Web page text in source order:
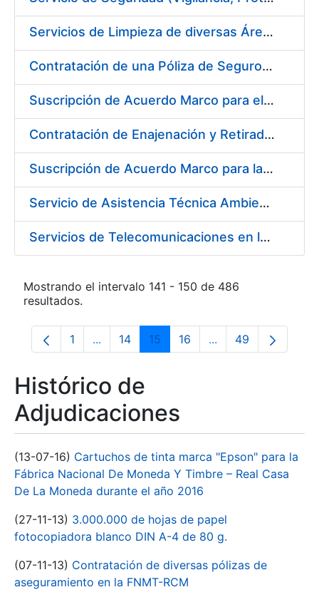
Servicios de Limpieza de diversas Áreas y Edificios de la Fábrica, Servicio de Acarreo de Mobiliario y Enseres y Mantenimiento de las Zonas Ajardinadas, para la Fábrica de Papel de Burgos de la Fábrica Nacional de Moneda y Timbre – Real Casa de Moneda
Contratación de una Póliza de Seguro Colectivo de Asistencia Sanitaria
Suscripción de Acuerdo Marco para el Servicio de Visitas a Oficinas de Registro
Contratación de Enajenación y Retirada de Recortes Sobrantes y Desperdicios de Papel Impreso y No Impreso durante el año 2019
Suscripción de Acuerdo Marco para la Contratación de Fabricación de Piezas
Servicio de Asistencia Técnica Ambiental en la FNMT-RCM Burgos
Servicios de Telecomunicaciones en la Fábrica Nacional de Moneda y Timbre - Real Casa de la Moneda
Mostrando el intervalo 141 - 150 de 486
resultados.
Página
1 ...Páginas intermedias Use TAB para
Página
14 Página
15 Página
16 ...PáginasPágina
49
Histórico de
Adjudicaciones
(13-07-16) Cartuchos de tinta marca "Epson" para la
Fábrica Nacional De Moneda Y Timbre – Real Casa
De La Moneda durante el año 2016
(27-11-13) 3.000.000 de hojas de papel
fotocopiadora blanco DIN A-4 de 80 g.
(07-11-13) Contratación de diversas pólizas de
aseguramiento en la FNMT-RCM